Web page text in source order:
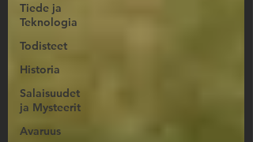
Tiede ja
Teknologia
Todisteet
Historia
Salaisuudet
ja Mysteerit
Avaruus